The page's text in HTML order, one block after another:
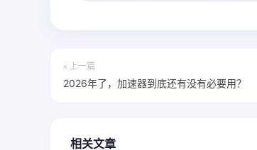
« 上一篇
2026年了，加速器到底还有没有必要用？
相关文章